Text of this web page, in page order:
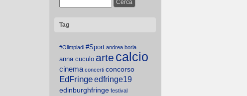
Tag
#Olimpiadi #Sport andrea borla
anna cuculo arte calcio
cinema concerti concorso
EdFringeedfringe19
edinburghfringe festival